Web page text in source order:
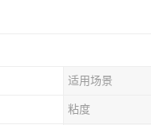
适用场景
粘度